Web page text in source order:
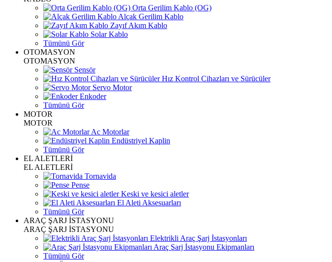
Orta Gerilim Kablo (OG)
Alçak Gerilim Kablo
Zayıf Akım Kablo
Solar Kablo
Tümünü Gör
OTOMASYON
OTOMASYON
Sensör
Hız Kontrol Cihazları ve Sürücüler
Servo Motor
Enkoder
Tümünü Gör
MOTOR
MOTOR
Ac Motorlar
Endüstriyel Kaplin
Tümünü Gör
EL ALETLERİ
EL ALETLERİ
Tornavida
Pense
Keski ve kesici aletler
El Aleti Aksesuarları
Tümünü Gör
ARAÇ ŞARJ İSTASYONU
ARAÇ ŞARJ İSTASYONU
Elektrikli Araç Şarj İstasyonları
Araç Şarj İstasyonu Ekipmanları
Tümünü Gör